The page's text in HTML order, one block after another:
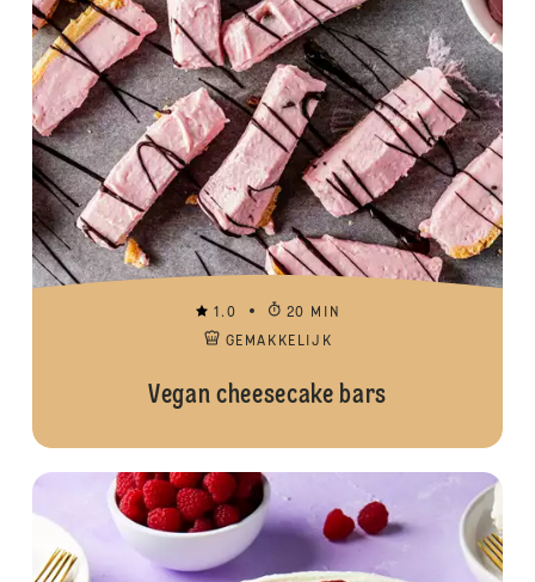
1.0
20 MIN
GEMAKKELIJK
Vegan cheesecake bars